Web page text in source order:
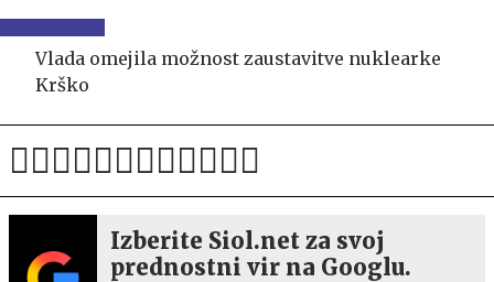
Vlada omejila možnost zaustavitve nuklearke
Krško
Izberite Siol.net za svoj
prednostni vir na Googlu.